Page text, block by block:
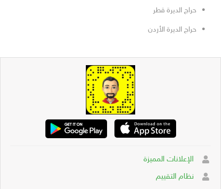
حراج الديرة قطر
حراج الديرة الأردن
الإعلانات المميزة
نظام التقييم